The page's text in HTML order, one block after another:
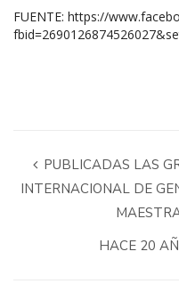
FUENTE: https://
PUBLICADAS LAS
INTERNACIONAL DE
HACE 20